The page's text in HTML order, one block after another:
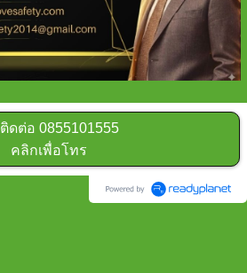
ติดต่อ0855101555
คลิกเพื่อโทร